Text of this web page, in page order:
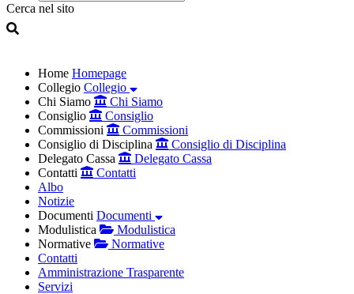
Cerca nel sito
Home Homepage
Collegio Collegio
Chi Siamo
Chi Siamo
Consiglio
Consiglio
Commissioni
Commissioni
Consiglio di Disciplina
Consiglio di Disciplina
Delegato Cassa
Delegato Cassa
Contatti
Contatti
Albo
Notizie
Documenti Documenti
Modulistica
Modulistica
Normative
Normative
Contatti
Amministrazione Trasparente
Servizi